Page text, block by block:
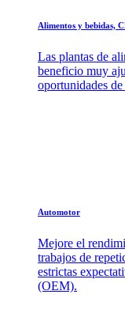
Alimentos y bebidas,
Las plantas de
beneficio muy
oportunidades
Automotor
Mejore el
trabajos de
estrictas
(OEM).